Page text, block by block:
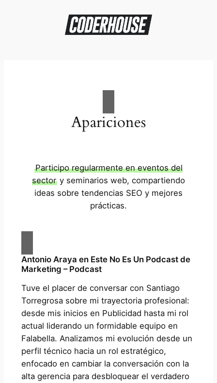
Apariciones
Participo regularmente en eventos del
sector y seminarios web, compartiendo
ideas sobre tendencias SEO y mejores
prácticas.
Antonio Araya en Este No Es Un Podcast de
Marketing – Podcast
Tuve el placer de conversar con Santiago
Torregrosa sobre mi trayectoria profesional:
desde mis inicios en Publicidad hasta mi rol
actual liderando un formidable equipo en
Falabella. Analizamos mi evolución desde un
perfil técnico hacia un rol estratégico,
enfocado en cambiar la conversación con la
alta gerencia para desbloquear el verdadero